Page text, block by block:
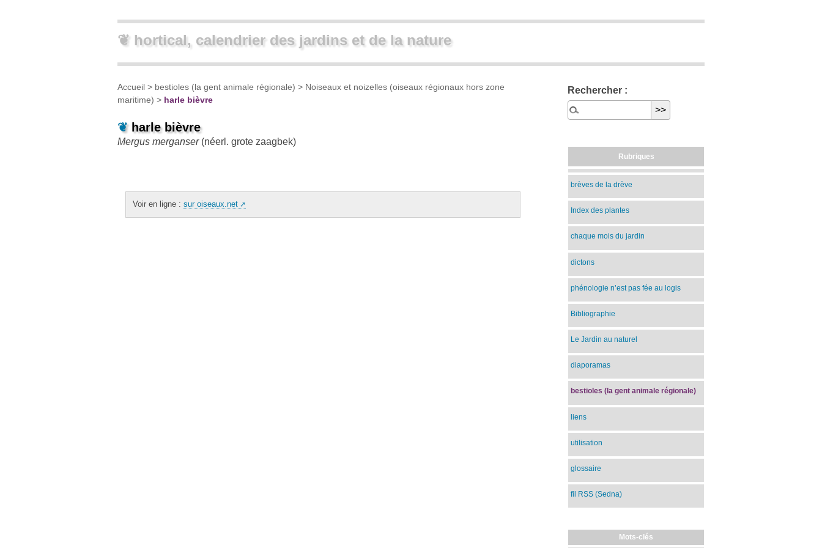
❦ hortical, calendrier des jardins et de la nature
Accueil > bestioles (la gent animale régionale) > Noiseaux et noizelles (oiseaux régionaux hors zone
maritime) > harle bièvre
❦ harle bièvre
Mergus merganser(néerl. grote zaagbek)
Voir en ligne : sur oiseaux.net
Rechercher :
Rubriques
brèves de la drève
Index des plantes
chaque mois du jardin
dictons
phénologie n’est pas fée au logis
Bibliographie
Le Jardin au naturel
diaporamas
bestioles (la gent animale régionale)
liens
utilisation
glossaire
fil RSS (Sedna)
Mots-clés